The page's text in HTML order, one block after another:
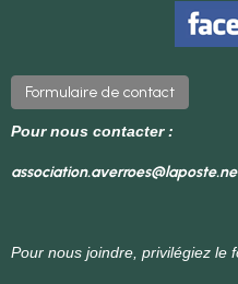
Formulaire de contact
Pour nous contacter :
Pour nous joindre, privilégiez le